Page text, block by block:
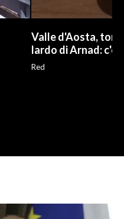
Valle d'Aosta,
lardo di Arnad: c'è
Red